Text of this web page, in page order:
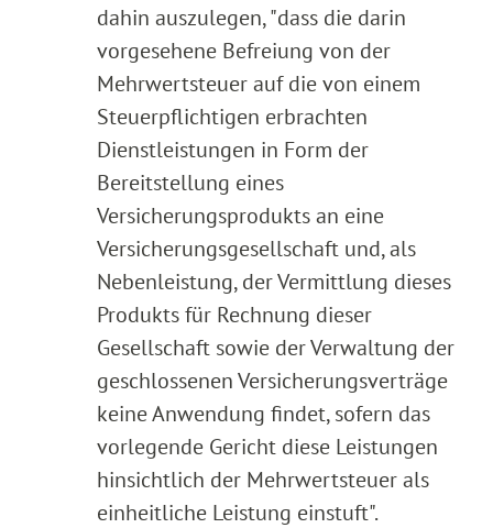
dahin auszulegen, "dass die darin
vorgesehene Befreiung von der
Mehrwertsteuer auf die von einem
Steuerpflichtigen erbrachten
Dienstleistungen in Form der
Bereitstellung eines
Versicherungsprodukts an eine
Versicherungsgesellschaft und, als
Nebenleistung, der Vermittlung dieses
Produkts für Rechnung dieser
Gesellschaft sowie der Verwaltung der
geschlossenen Versicherungsverträge
keine Anwendung findet, sofern das
vorlegende Gericht diese Leistungen
hinsichtlich der Mehrwertsteuer als
einheitliche Leistung einstuft".